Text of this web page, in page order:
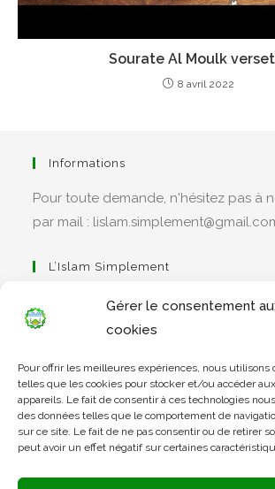
Gérer le consentement
cookies
Pour offrir les meilleures expériences, nous utilisons
telles que les cookies pour stocker et/ou accéder
appareils. Le fait de consentir à ces technologies
des données telles que le comportement de
sur ce site. Le fait de ne pas consentir ou de retirer
peut avoir un effet négatif sur certaines
Sourate Al Moulk
8 avril 2022
Informations
Pour toute demande, n'hésitez pas à
par mail :
L’Islam Simplement
dans
un
nouvel
onglet
Apprendre Le Coran Simplement